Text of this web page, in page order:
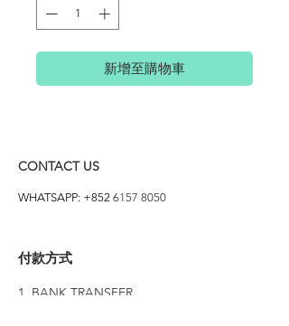
新增至購物車
CONTACT US
WHATSAPP: +852 6157 8050
付款方式
1. BANK TRANSFER